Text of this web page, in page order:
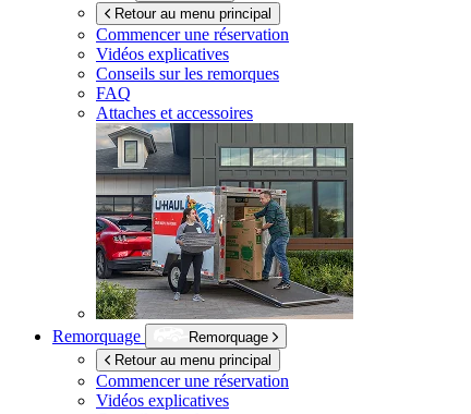
Retour au menu principal
Commencer une réservation
Vidéos explicatives
Conseils sur les remorques
FAQ
Attaches et accessoires
Remorquage
Remorquage
Retour au menu principal
Commencer une réservation
Vidéos explicatives